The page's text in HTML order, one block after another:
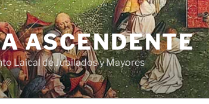
ASCENDENTE
Laical de Jubilados y Mayores